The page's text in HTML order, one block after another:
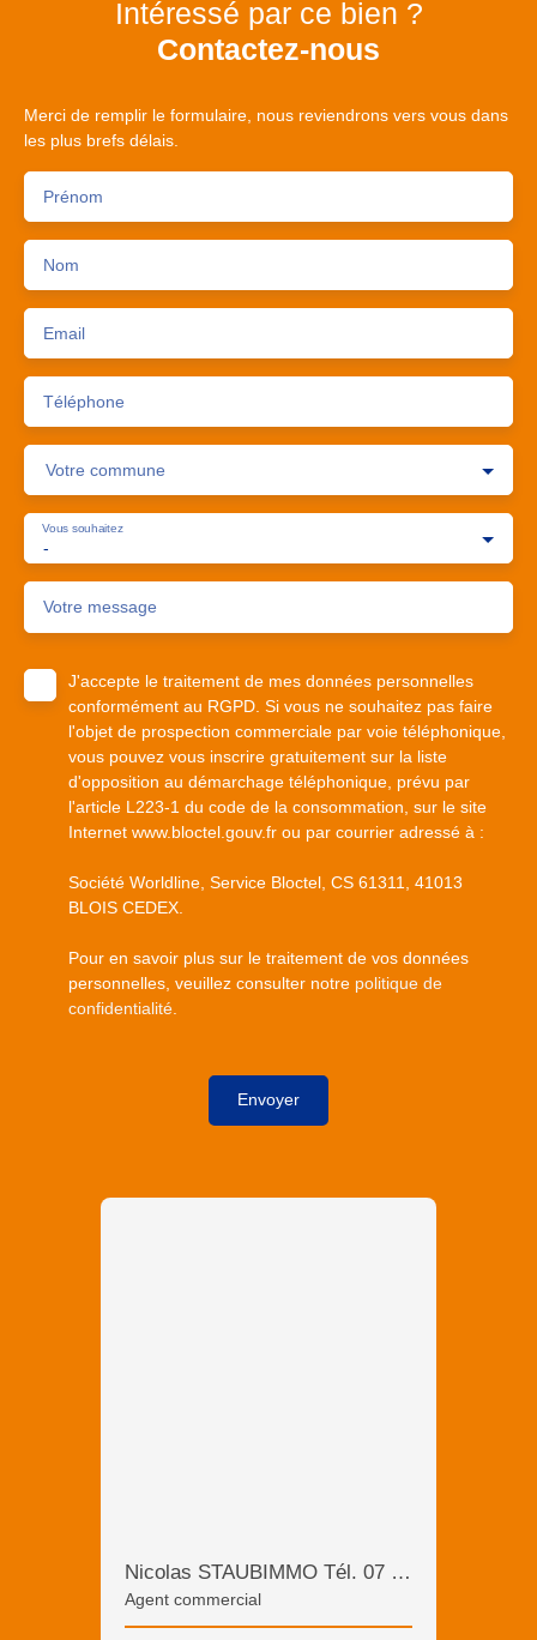
Intéressé par ce bien ?
Contactez-nous
Merci de remplir le formulaire, nous reviendrons vers vous dans
les plus brefs délais.
Prénom
Nom
Email
Téléphone
Votre commune
-
Vous souhaitez
Votre message
J'accepte le traitement de mes données personnelles
conformément au RGPD. Si vous ne souhaitez pas faire
l'objet de prospection commerciale par voie téléphonique,
vous pouvez vous inscrire gratuitement sur la liste
d'opposition au démarchage téléphonique, prévu par
l'article L223-1 du code de la consommation, sur le site
Internet www.bloctel.gouv.fr ou par courrier adressé à :
Société Worldline, Service Bloctel, CS 61311, 41013
BLOIS CEDEX.
Pour en savoir plus sur le traitement de vos données
personnelles, veuillez consulter notre politique de
confidentialité
Envoyer
Nicolas STAUBIMMO Tél. 07 71 18 14 40
Agent commercial